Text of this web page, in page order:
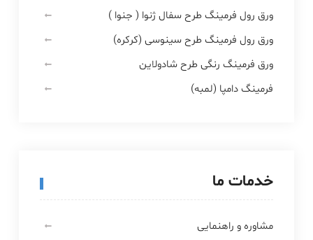
ورق رول فرمینگ طرح سفال ژنوا ( جنوا )
ورق رول فرمینگ طرح سینوسی (کرکره)
ورق فرمینگ رنگی طرح شادولاین
فرمینگ دامپا (لمبه)
خدمات ما
مشاوره و راهنمایی